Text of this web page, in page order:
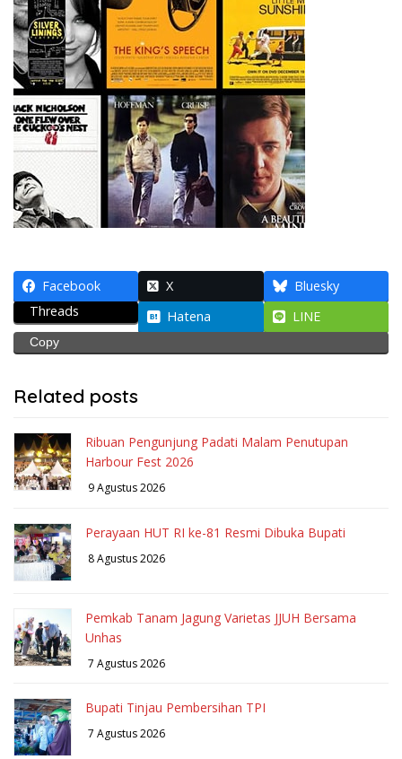
Facebook X
Bluesky
Threads
Hatena LINE
Copy
Related posts
Ribuan Pengunjung Padati Malam Penutupan
Harbour Fest 2026
9 Agustus 2026
Perayaan HUT RI ke-81 Resmi Dibuka Bupati
8 Agustus 2026
Pemkab Tanam Jagung Varietas JJUH Bersama
Unhas
7 Agustus 2026
Bupati Tinjau Pembersihan TPI
7 Agustus 2026